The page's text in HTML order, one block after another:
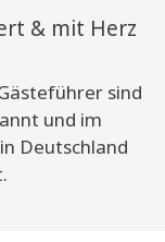
& mit Herz
sind
und im
Deutschland